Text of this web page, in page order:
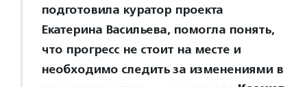
подготовила куратор проекта
Екатерина Васильева, помогла понять,
что прогресс не стоит на месте и
необходимо следить за изменениями в